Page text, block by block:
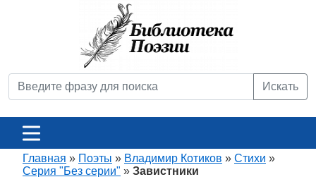
Искать
Главная » Поэты » Владимир Котиков » Стихи »
Серия "Без серии" » Завистники